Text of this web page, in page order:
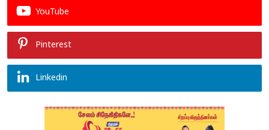
YouTube
Pinterest
Linkedin